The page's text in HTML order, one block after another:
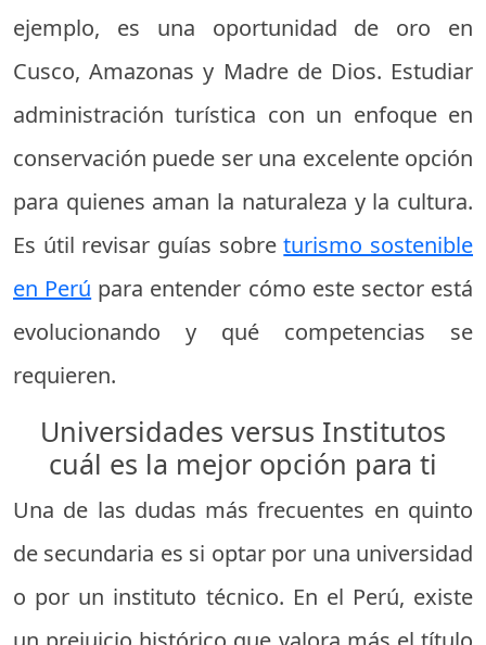
ejemplo, es una oportunidad de oro en
Cusco, Amazonas y Madre de Dios. Estudiar
administración turística con un enfoque en
conservación puede ser una excelente opción
para quienes aman la naturaleza y la cultura.
Es útil revisar guías sobreturismo sostenible
en Perú para entender cómo este sector está
evolucionando y qué competencias se
requieren.
Universidades versus Institutos
cuál es la mejor opción para ti
Una de las dudas más frecuentes en quinto
de secundaria es si optar por una universidad
o por un instituto técnico. En el Perú, existe